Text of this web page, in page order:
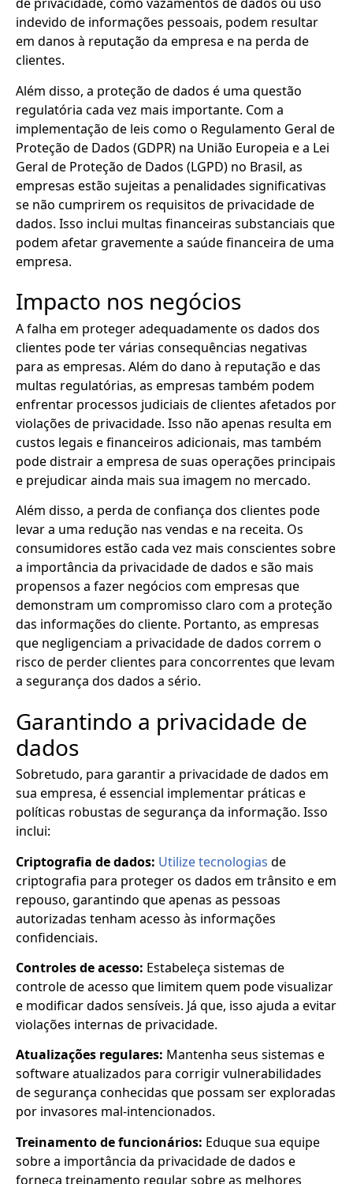
de privacidade, como vazamentos de dados ou uso
indevido de informações pessoais, podem resultar
em danos à reputação da empresa e na perda de
clientes.
Além disso, a proteção de dados é uma questão
regulatória cada vez mais importante. Com a
implementação de leis como o Regulamento Geral de
Proteção de Dados (GDPR) na União Europeia e a Lei
Geral de Proteção de Dados (LGPD) no Brasil, as
empresas estão sujeitas a penalidades significativas
se não cumprirem os requisitos de privacidade de
dados. Isso inclui multas financeiras substanciais que
podem afetar gravemente a saúde financeira de uma
empresa.
Impacto nos negócios
A falha em proteger adequadamente os dados dos
clientes pode ter várias consequências negativas
para as empresas. Além do dano à reputação e das
multas regulatórias, as empresas também podem
enfrentar processos judiciais de clientes afetados por
violações de privacidade. Isso não apenas resulta em
custos legais e financeiros adicionais, mas também
pode distrair a empresa de suas operações principais
e prejudicar ainda mais sua imagem no mercado.
Além disso, a perda de confiança dos clientes pode
levar a uma redução nas vendas e na receita. Os
consumidores estão cada vez mais conscientes sobre
a importância da privacidade de dados e são mais
propensos a fazer negócios com empresas que
demonstram um compromisso claro com a proteção
das informações do cliente. Portanto, as empresas
que negligenciam a privacidade de dados correm o
risco de perder clientes para concorrentes que levam
a segurança dos dados a sério.
Garantindo a privacidade de
dados
Sobretudo, para garantir a privacidade de dados em
sua empresa, é essencial implementar práticas e
políticas robustas de segurança da informação. Isso
inclui:
Criptografia de dados: Utilize tecnologias de
criptografia para proteger os dados em trânsito e em
repouso, garantindo que apenas as pessoas
autorizadas tenham acesso às informações
confidenciais.
Controles de acesso: Estabeleça sistemas de
controle de acesso que limitem quem pode visualizar
e modificar dados sensíveis. Já que, isso ajuda a evitar
violações internas de privacidade.
Atualizações regulares: Mantenha seus sistemas e
software atualizados para corrigir vulnerabilidades
de segurança conhecidas que possam ser exploradas
por invasores mal-intencionados.
Treinamento de funcionários: Eduque sua equipe
sobre a importância da privacidade de dados e
forneça treinamento regular sobre as melhores